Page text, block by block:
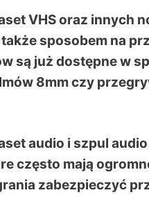
VHSoraz innych
sposobem na
są już dostępne w
8mm czy
audio i szpul
często mają
zabezpieczyć